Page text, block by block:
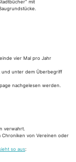
mit
vier Mal pro Jahr
und unter dem Überbegriff
nachgelesen werden.
verwahrt.
Chroniken von Vereinen oder
so aus: